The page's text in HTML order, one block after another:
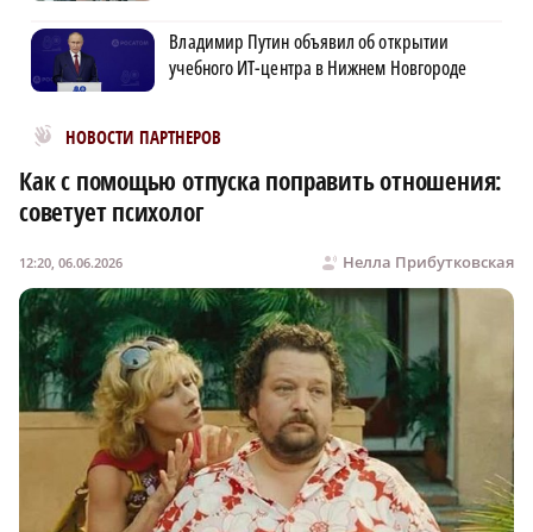
Владимир Путин объявил об открытии
учебного ИТ-центра в Нижнем Новгороде
НОВОСТИ ПАРТНЕРОВ
Новости МирТесен
Как с помощью отпуска поправить отношения:
советует психолог
Нелла Прибутковская
12:20, 06.06.2026